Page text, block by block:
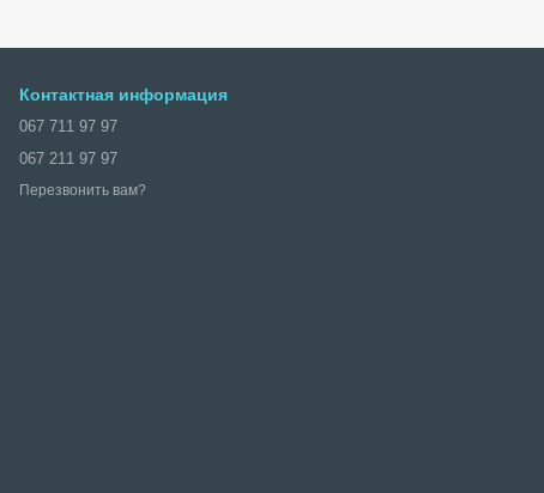
Контактная информация
067 711 97 97
067 211 97 97
Перезвонить вам?